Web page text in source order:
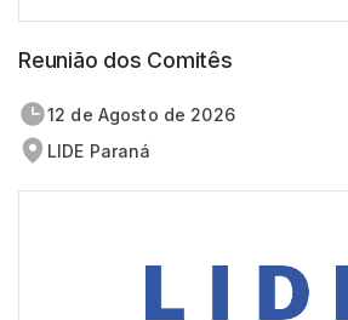
Reunião dos Comitês
12 de agosto de 2026
LIDE Paraná